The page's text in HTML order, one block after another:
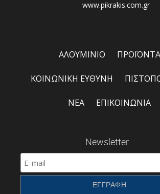
www.pikrakis.com.gr
ΑΛΟΥΜΙΝΙΟ ΠΡΟΪΟΝΤΑ
ΚΟΙΝΩΝΙΚΗ ΕΥΘΥΝΗ
ΝΕΑ ΕΠΙΚΟΙΝΩΝΙΑ
Newsletter